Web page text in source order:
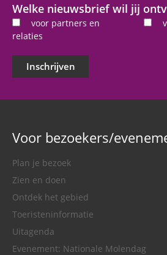
Welke nieuwsbrief wil jij
voor partners en
relaties
Inschrijven
Voor bezoekers/
Plan je bezoek
Zien en doen
Ontdek het gebied
Toeristeninformatie
Uitagenda
Evenement: Nationale Molendag